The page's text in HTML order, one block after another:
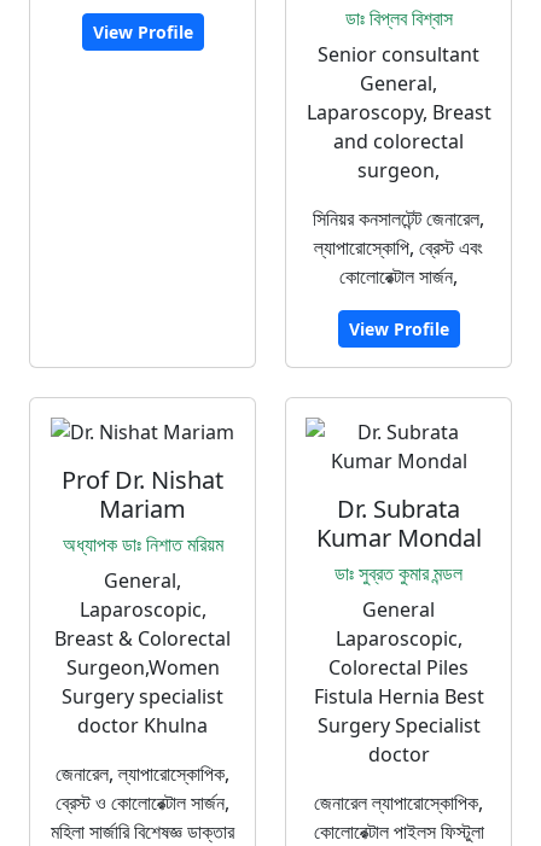
View Profile
ডাঃ বিপ্লব বিশ্বাস
Senior consultant
General,
Laparoscopy, Breast
and colorectal
surgeon,
সিনিয়র কনসালটেন্ট জেনারেল,
ল্যাপারোস্কোপি, ব্রেস্ট এবং
কোলোরেক্টাল সার্জন,
View Profile
Prof Dr. Nishat
Mariam
অধ্যাপক ডাঃ নিশাত মরিয়ম
General,
Laparoscopic,
Breast & Colorectal
Surgeon,Women
Surgery specialist
doctor Khulna
জেনারেল, ল্যাপারোস্কোপিক,
ব্রেস্ট ও কোলোরেক্টাল সার্জন,
মহিলা সার্জারি বিশেষজ্ঞ ডাক্তার
Dr. Subrata
Kumar Mondal
ডাঃ সুব্রত কুমার মন্ডল
General
Laparoscopic,
Colorectal Piles
Fistula Hernia Best
Surgery Specialist
doctor
জেনারেল ল্যাপারোস্কোপিক,
কোলোরেক্টাল পাইলস ফিস্টুলা